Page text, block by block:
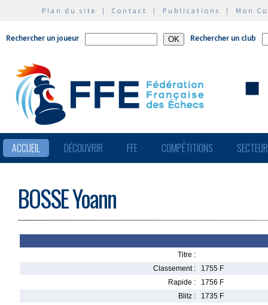
Plan du site | Contact | Publications | Mon
Rechercher un joueur Rechercher un club
ACCUEIL DÉCOUVRIR FFE COMPÉTITIONS
BOSSE Yoann
Titre :
Classement :
1755 F
Rapide :
1756 F
Blitz :
1735 F